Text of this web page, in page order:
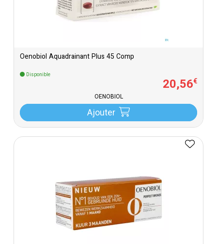
Oenobiol Aquadrainant Plus 45 Comp
Disponible
20,56€
OENOBIOL
Ajouter